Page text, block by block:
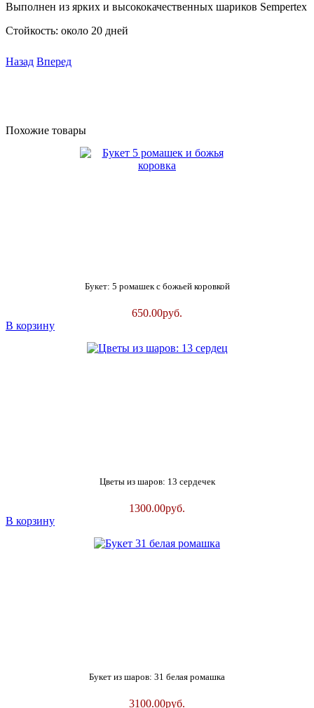
Выполнен из ярких и высококачественных шариков Sempertex
Стойкость: около 20 дней
Назад Вперед
Похожие товары
Букет: 5 ромашек с божьей коровкой
650.00руб.
В корзину
Цветы из шаров: 13 сердечек
1300.00руб.
В корзину
Букет из шаров: 31 белая ромашка
3100.00руб.